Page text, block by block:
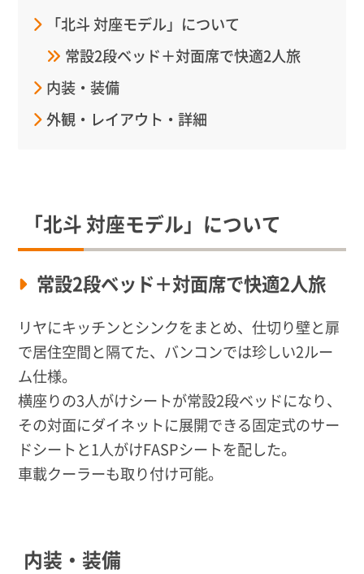
「北斗 対座モデル」について
常設2段ベッド＋対面席で快適2人旅
内装・装備
外観・レイアウト・詳細
「北斗 対座モデル」について
常設2段ベッド＋対面席で快適2人旅
リヤにキッチンとシンクをまとめ、仕切り壁と扉
で居住空間と隔てた、バンコンでは珍しい2ルー
ム仕様。
横座りの3人がけシートが常設2段ベッドになり、
その対面にダイネットに展開できる固定式のサー
ドシートと1人がけFASPシートを配した。
車載クーラーも取り付け可能。
内装・装備